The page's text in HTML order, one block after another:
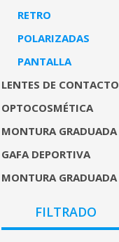
RETRO
POLARIZADAS
PANTALLA
LENTES DE CONTACTO
OPTOCOSMÉTICA
MONTURA GRADUADA
GAFA DEPORTIVA
MONTURA GRADUADA
FILTRADO